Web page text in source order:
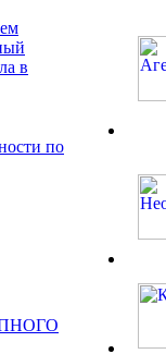
в
по